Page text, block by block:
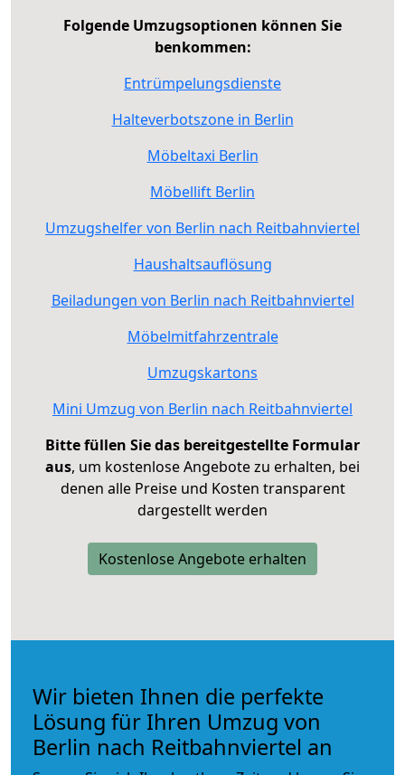
Folgende Umzugsoptionen können Sie
benkommen:
Entrümpelungsdienste
Halteverbotszone in Berlin
Möbeltaxi Berlin
Möbellift Berlin
Umzugshelfer von Berlin nach Reitbahnviertel
Haushaltsauflösung
Beiladungen von Berlin nach Reitbahnviertel
Möbelmitfahrzentrale
Umzugskartons
Mini Umzug von Berlin nach Reitbahnviertel
Bitte füllen Sie das bereitgestellte Formular
aus, um kostenlose Angebote zu erhalten, bei
denen alle Preise und Kosten transparent
dargestellt werden
Kostenlose Angebote erhalten
Wir bieten Ihnen die perfekte
Lösung für Ihren Umzug von
Berlin nach Reitbahnviertel an